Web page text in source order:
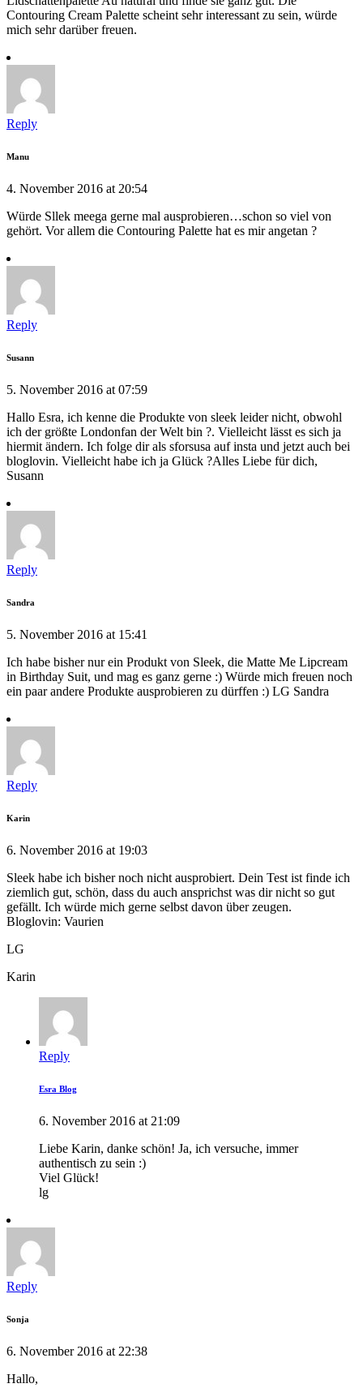
Contouring Cream Palette scheint sehr interessant zu sein, würde
mich sehr darüber freuen.
Reply
Manu
4. November 2016 at 20:54
Würde Sllek meega gerne mal ausprobieren…schon so viel von
gehört. Vor allem die Contouring Palette hat es mir angetan ?
Reply
Susann
5. November 2016 at 07:59
Hallo Esra, ich kenne die Produkte von sleek leider nicht, obwohl
ich der größte Londonfan der Welt bin ?. Vielleicht lässt es sich ja
hiermit ändern. Ich folge dir als sforsusa auf insta und jetzt auch bei
bloglovin. Vielleicht habe ich ja Glück ?Alles Liebe für dich,
Susann
Reply
Sandra
5. November 2016 at 15:41
Ich habe bisher nur ein Produkt von Sleek, die Matte Me Lipcream
in Birthday Suit, und mag es ganz gerne :) Würde mich freuen noch
ein paar andere Produkte ausprobieren zu dürffen :) LG Sandra
Reply
Karin
6. November 2016 at 19:03
Sleek habe ich bisher noch nicht ausprobiert. Dein Test ist finde ich
ziemlich gut, schön, dass du auch ansprichst was dir nicht so gut
gefällt. Ich würde mich gerne selbst davon über zeugen.
Bloglovin: Vaurien
LG
Karin
Reply
Esra Blog
6. November 2016 at 21:09
Liebe Karin, danke schön! Ja, ich versuche, immer
authentisch zu sein :)
Viel Glück!
lg
Reply
Sonja
6. November 2016 at 22:38
Hallo,